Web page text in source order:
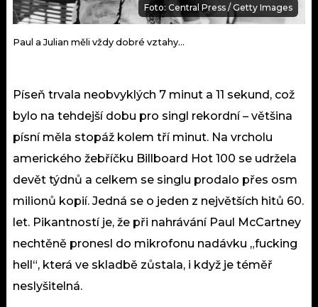
Foto: Central Press / Getty Images
Paul a Julian měli vždy dobré vztahy…
Píseň trvala neobvyklých 7 minut a 11 sekund, což
bylo na tehdejší dobu pro singl rekordní – většina
písní měla stopáž kolem tří minut. Na vrcholu
amerického žebříčku Billboard Hot 100 se udržela
devět týdnů a celkem se singlu prodalo přes osm
milionů kopií. Jedná se o jeden z největších hitů 60.
let. Pikantností je, že při nahrávání Paul McCartney
nechtěně pronesl do mikrofonu nadávku „fucking
hell“, která ve skladbě zůstala, i když je téměř
neslyšitelná.